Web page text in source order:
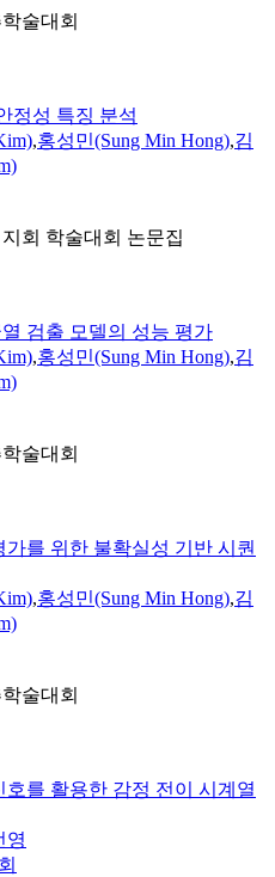
술대회
정성 특징 분석
,홍성민(Sung Min Hong),김
회 학술대회 논문집
검출 모델의 성능 평가
,홍성민(Sung Min Hong),김
술대회
를 위한 불확실성 기반 시퀀
,홍성민(Sung Min Hong),김
술대회
를 활용한 감정 전이 시계열
영